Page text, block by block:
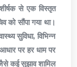
से एक विस्तृत
को सौंपा गया था।
सुविधा, विभिन्न
पर हर धाम पर
कई सुझाव शामिल